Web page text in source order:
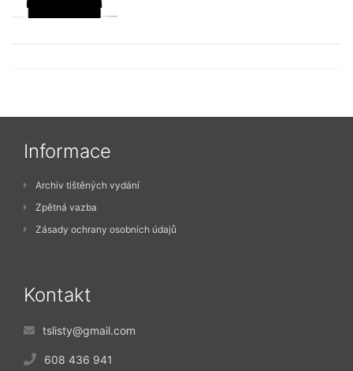
Informace
Archiv tištěných vydání
Zpětná vazba
Zásady ochrany osobních údajů
Kontakt
tslisty@gmail.com
608 436 941